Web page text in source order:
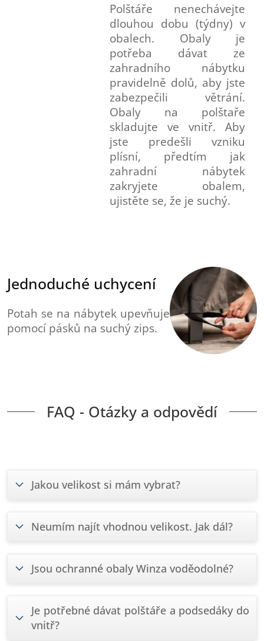
Polštáře nenechávejte
dlouhou dobu (týdny) v
obalech. Obaly je
potřeba dávat ze
zahradního nábytku
pravidelně dolů, aby jste
zabezpečili větrání.
Obaly na polštaře
skladujte ve vnitř. Aby
jste predešli vzniku
plísní, předtím jak
zahradní nábytek
zakryjete obalem,
ujistěte se, že je suchý.
Jednoduché uchycení
Potah se na nábytek upevňuje
pomocí pásků na suchý zips.
FAQ - Otázky a odpovědí
Jakou velikost si mám vybrat?
Neumím najít vhodnou velikost. Jak dál?
Jsou ochranné obaly Winza voděodolné?
Je potřebné dávat polštáře a podsedáky do
vnitř?